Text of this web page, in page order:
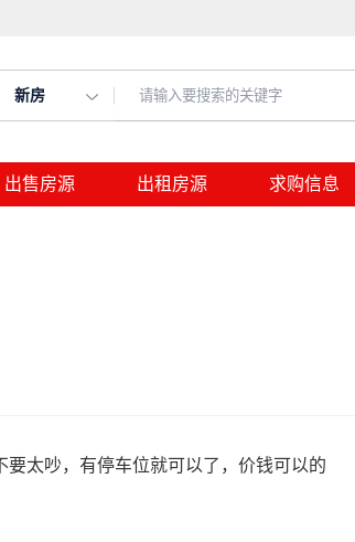
新房
出售房源 出租房源 求购信息
太吵，有停车位就可以了，价钱可以的